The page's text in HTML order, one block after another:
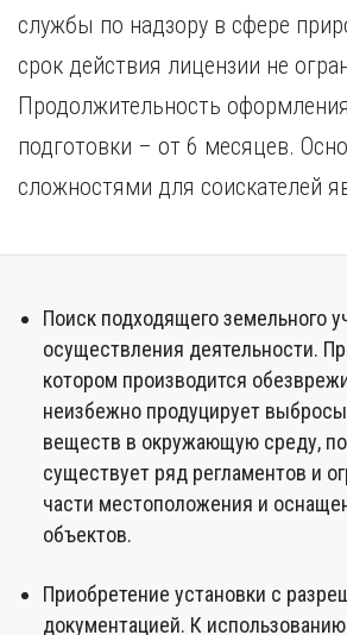
Курган
Курск
Л
Липецк
М
Н
Набережные Челны
Нижний Новгород
Нижний Тагил
Новокузнецк
Новосибирск
службы по надзору в сфере
срок действия лицензии не
Продолжительность
подготовки – от 6 месяцев.
сложностями для соискателей
Поиск подходящего земельного
осуществления деятельности.
котором производится
неизбежно продуцирует
веществ в окружающую среду,
существует ряд регламентов и
части местоположения и
объектов.
Приобретение установки с
документацией. К